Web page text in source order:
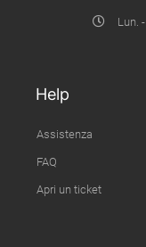
Lun.
Help
Assistenza
FAQ
Apri un ticket